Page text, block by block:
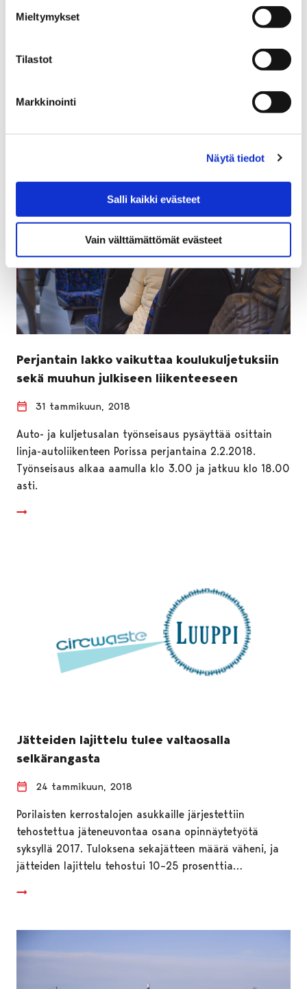
Mieltymykset
Tilastot
Markkinointi
Näytä tiedot
Salli kaikki evästeet
Vain välttämättömät evästeet
osallistuisit?
Pori on julkaissut verkkosivuillaan osallisuuskyselyn.
Kyselyn avulla jokainen porilainen voi kertoa, miten ja
mistä asioista haluaa saada tietoa sekä kuinka…
Perjantain lakko vaikuttaa koulukuljetuksiin
sekä muuhun julkiseen liikenteeseen
31 tammikuun, 2018
Auto- ja kuljetusalan työnseisaus pysäyttää osittain
linja-autoliikenteen Porissa perjantaina 2.2.2018.
Työnseisaus alkaa aamulla klo 3.00 ja jatkuu klo 18.00
asti.
Jätteiden lajittelu tulee valtaosalla
selkärangasta
24 tammikuun, 2018
Porilaisten kerrostalojen asukkaille järjestettiin
tehostettua jäteneuvontaa osana opinnäytetyötä
syksyllä 2017. Tuloksena sekajätteen määrä väheni, ja
jätteiden lajittelu tehostui 10–25 prosenttia…